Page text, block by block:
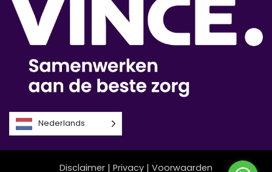
Nederlands
Disclaimer | Privacy | Voorwaarden